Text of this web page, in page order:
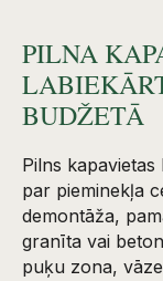
PILNA
BUDŽETĀ
Pilns
par pieminekļa
demontāža,
granīta vai
puķu zona,